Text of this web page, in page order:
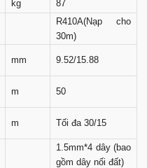
kg 87
R410A(Nạp cho
30m)
mm 9.52/15.88
m 50
m Tối đa 30/15
1.5mm*4 dây (bao
gồm dây nối đất)